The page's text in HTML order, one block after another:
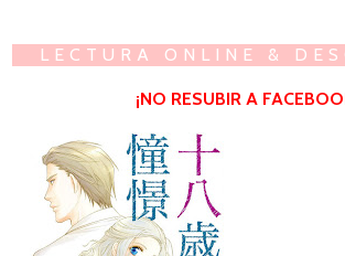
LECTURA ONLINE &
¡NO RESUBIR A